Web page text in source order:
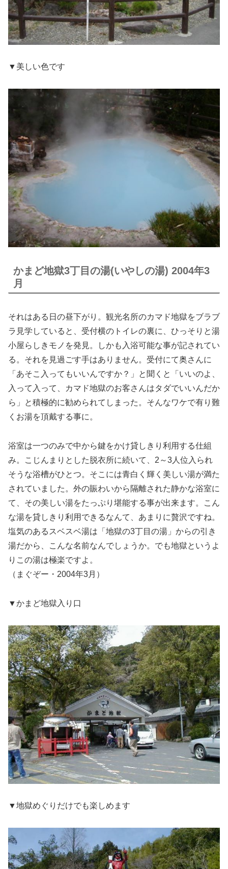
▼美しい色です
かまど地獄3丁目の湯(いやしの湯) 2004年3
月
それはある日の昼下がり。観光名所のカマド地獄をブラブ
ラ見学していると、受付横のトイレの裏に、ひっそりと湯
小屋らしきモノを発見。しかも入浴可能な事が記されてい
る。それを見過ごす手はありません。受付にて奥さんに
「あそこ入ってもいいんですか？」と聞くと「いいのよ、
入って入って、カマド地獄のお客さんはタダでいいんだか
ら」と積極的に勧められてしまった。そんなワケで有り難
くお湯を頂戴する事に。
浴室は一つのみで中から鍵をかけ貸しきり利用する仕組
み。こじんまりとした脱衣所に続いて、2～3人位入られ
そうな浴槽がひとつ。そこには青白く輝く美しい湯が満た
されていました。外の賑わいから隔離された静かな浴室に
て、その美しい湯をたっぷり堪能する事が出来ます。こん
な湯を貸しきり利用できるなんて、あまりに贅沢ですね。
塩気のあるスベスベ湯は「地獄の3丁目の湯」からの引き
湯だから、こんな名前なんでしょうか。でも地獄というよ
りこの湯は極楽ですよ。
（まぐぞー・2004年3月）
▼かまど地獄入り口
▼地獄めぐりだけでも楽しめます